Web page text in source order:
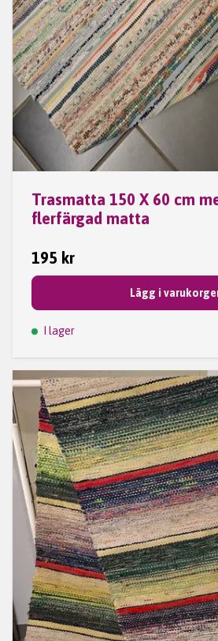
Trasmatta 150 X 60 cm
flerfärgad matta
195 kr
Lägg i
I lager